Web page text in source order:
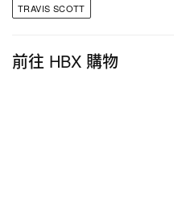
TRAVIS SCOTT
前往 HBX 購物